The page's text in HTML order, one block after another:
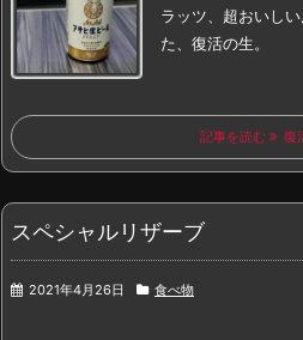
ラッツ、超おいしい
た、復活の生。
記事を読む 復
スペシャルリザーブ
2021年4月26日 食べ物